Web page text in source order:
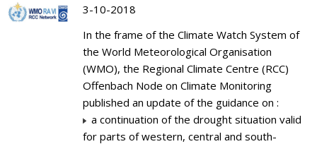
3-10-2018
In the frame of the Climate Watch System of
the World Meteorological Organisation
(WMO), the Regional Climate Centre (RCC)
Offenbach Node on Climate Monitoring
published an update of the guidance on :
a continuation of the drought situation valid
for parts of western, central and south-